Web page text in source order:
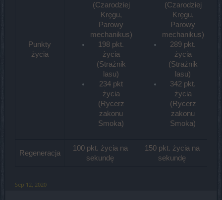
Punkty
życia
(Czarodziej
Kręgu,
Parowy
mechanikus)
198 pkt.
życia
(Strażnik
lasu)
234 pkt
życia
(Rycerz
zakonu
Smoka)
(Czarodziej
Kręgu,
Parowy
mechanikus)
289 pkt.
życia
(Strażnik
lasu)
342 pkt.
życia
(Rycerz
zakonu
Smoka)
Regeneracja
100 pkt. życia na
sekundę
150 pkt. życia na
sekundę
Sep 12, 2020